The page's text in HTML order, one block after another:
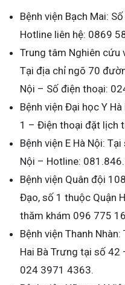
Bệnh viện Bạch Mai:
Hotline liên hệ: 0869
Trung tâm Nghiên cứu
Tại địa chỉ ngõ 70
Nội – Số điện thoại:
Bệnh viện Đại học Y
1 – Điện thoại đặt lịch
Bệnh viện E Hà Nội:
Nội – Hotline:
Bệnh viện Quân đội
Đạo, số 1 thuộc Quận
thăm khám 096 775
Bệnh viện Thanh
Hai Bà Trưng tại số
024 3971 4363.